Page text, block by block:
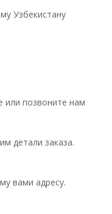
Узбекистану
или позвоните нам
детали заказа.
вами адресу.